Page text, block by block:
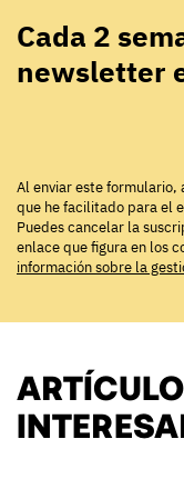
Cada 2
newsletter
Al enviar este formulario,
que he facilitado para el
Puedes cancelar la
enlace que figura en los
información sobre la